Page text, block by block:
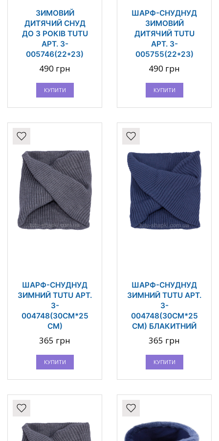
ЗИМОВИЙ
ДИТЯЧИЙ СНУД
ДО 3 РОКІВ TUTU
АРТ. 3-
005746(22*23)
490 грн
КУПИТИ
ШАРФ-СНУДНУД
ЗИМОВИЙ
ДИТЯЧИЙ TUTU
АРТ. 3-
005755(22*23)
490 грн
КУПИТИ
ШАРФ-СНУДНУД
ЗИМНИЙ TUTU АРТ.
3-
004748(30СМ*25
СМ)
365 грн
КУПИТИ
ШАРФ-СНУДНУД
ЗИМНИЙ TUTU АРТ.
3-
004748(30СМ*25
СМ) БЛАКИТНИЙ
365 грн
КУПИТИ